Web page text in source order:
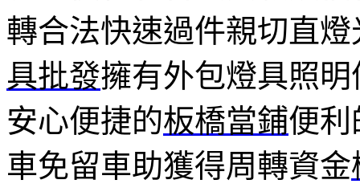
轉合法快速過件親切直
具批發擁有外包燈具照
安心便捷的板橋當鋪便利
車免留車助獲得周轉資金